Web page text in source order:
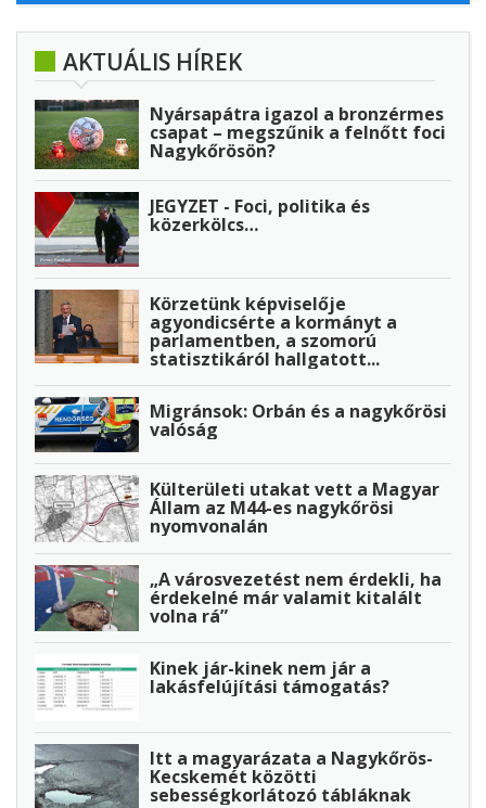
AKTUÁLIS HÍREK
Nyársapátra igazol a bronzérmes
csapat – megszűnik a felnőtt foci
Nagykőrösön?
JEGYZET - Foci, politika és
közerkölcs…
Körzetünk képviselője
agyondicsérte a kormányt a
parlamentben, a szomorú
statisztikáról hallgatott...
Migránsok: Orbán és a nagykőrösi
valóság
Külterületi utakat vett a Magyar
Állam az M44-es nagykőrösi
nyomvonalán
„A városvezetést nem érdekli, ha
érdekelné már valamit kitalált
volna rá”
Kinek jár-kinek nem jár a
lakásfelújítási támogatás?
Itt a magyarázata a Nagykőrös-
Kecskemét közötti
sebességkorlátozó tábláknak